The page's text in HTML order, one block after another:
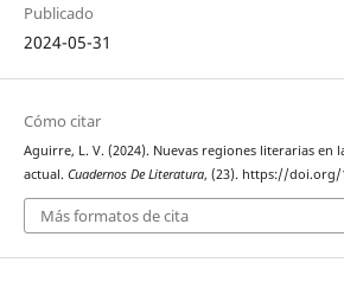
Publicado
2024-05-31
Cómo citar
Aguirre, L. V. (2024). Nuevas regiones literarias en
actual. Cuadernos De Literatura, (23). https://doi.org/
Más formatos de cita